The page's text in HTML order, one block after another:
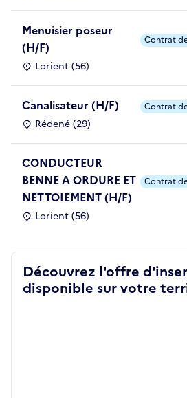
Menuisier poseur
(H/F)
Lorient (56)
Contrat
Canalisateur (H/F)
Rédené (29)
Contrat
CONDUCTEUR
BENNE A ORDURE ET
NETTOIEMENT (H/F)
Lorient (56)
Contrat
Découvrez l'offre
disponible sur votre